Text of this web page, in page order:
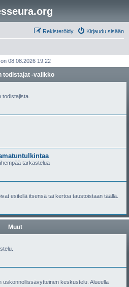
Kirjaudu sisään
Rekisteröidy
08.08.2026 19:22
todistajat -valikko
tarkastelua
esitellä itsensä tai kertoa taustoistaan täällä.
Muut
uskonnollissävytteinen keskustelu. Alueella